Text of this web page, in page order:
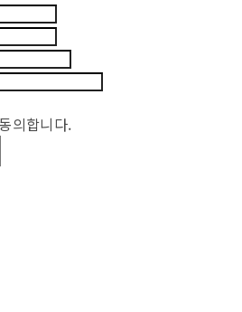
의합니다.